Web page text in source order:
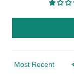
Sort by